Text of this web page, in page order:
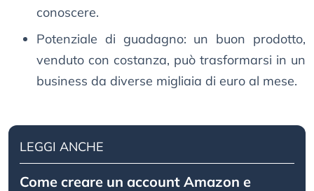
conoscere.
Potenziale di guadagno: un buon prodotto,
venduto con costanza, può trasformarsi in un
business da diverse migliaia di euro al mese.
LEGGI ANCHE
Come creare un account Amazon e